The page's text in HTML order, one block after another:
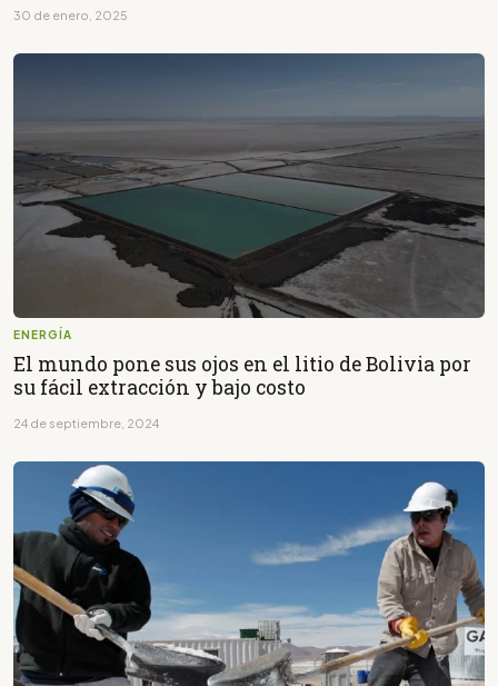
30 de enero, 2025
ENERGÍA
El mundo pone sus ojos en el litio de Bolivia por
su fácil extracción y bajo costo
24 de septiembre, 2024